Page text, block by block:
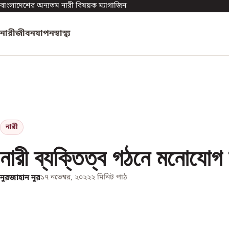
বাংলাদেশের অন্যতম নারী বিষয়ক ম্যাগাজিন
নারীজীবনযাপনস্বাস্থ্য
নারী
নারী ব্যক্তিত্ব গঠনে
নুরজাহান নুর১৭ নভেম্বর, ২০২২২ মিনিট পাঠ